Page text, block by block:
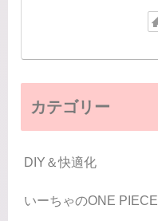
カテゴリー
DIY＆快適化
いーちゃのONE PIECE